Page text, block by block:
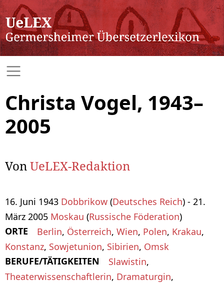
Christa Vogel, 1943–
2005
VonUeLEX-Redaktion
16. Juni 1943 Dobbrikow (Deutsches Reich) - 21.
März 2005 Moskau (Russische Föderation)
ORTE Berlin, Österreich, Wien, Polen, Krakau,
Konstanz, Sowjetunion, Sibirien, Omsk
BERUFE/TÄTIGKEITEN Slawistin,
Theaterwissenschaftlerin, Dramaturgin,